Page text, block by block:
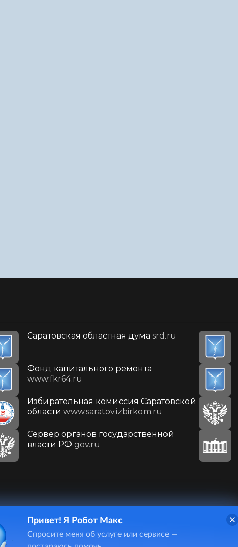
Саратовская областная дума srd.ru
Фонд капитального ремонта
www.fkr64.ru
Избирательная комиссия Саратовской
области www.saratov.izbirkom.ru
Сервер органов государственной
власти РФ gov.ru
410031, г. Саратов, ул. Первомайская, д. 78
+7(8452)26-02-49
Привет! Я Робот Макс
Спросите меня об услуге или сервисе —